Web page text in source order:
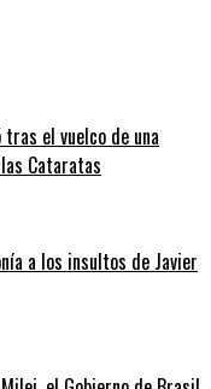
el vuelco de una
Cataratas
a los insultos de Javier